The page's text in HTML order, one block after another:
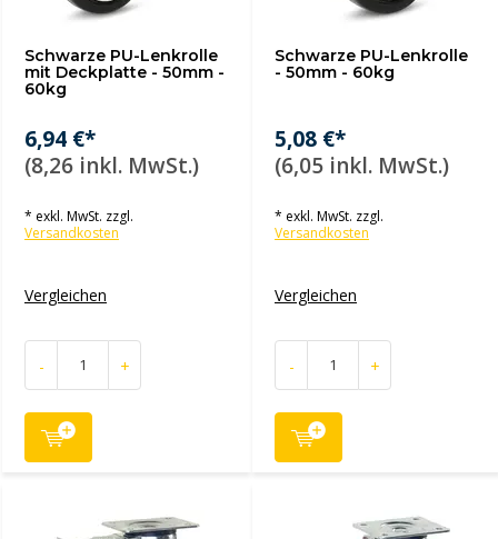
Schwarze PU-Lenkrolle
mit Deckplatte - 50mm -
60kg
6,94 €*
(8,26 inkl. MwSt.)
* exkl. MwSt. zzgl.
Versandkosten
Vergleichen
- +
Schwarze PU-Lenkrolle
- 50mm - 60kg
5,08 €*
(6,05 inkl. MwSt.)
* exkl. MwSt. zzgl.
Versandkosten
Vergleichen
- +